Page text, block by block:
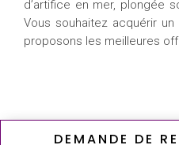
d’artifice en mer, plongée
Vous souhaitez acquérir
proposons les meilleures
DEMANDE DE